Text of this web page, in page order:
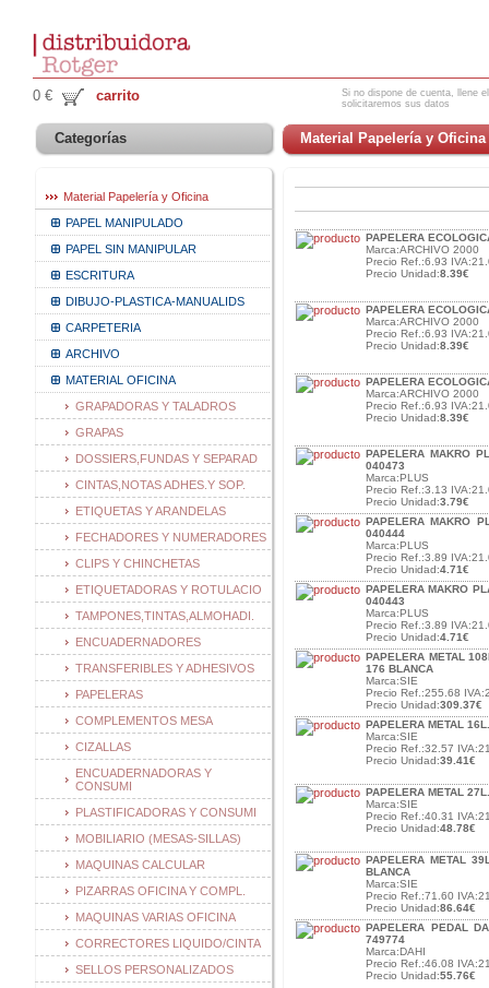
0 € carrito
Si no dispone de cuenta, llene
solicitaremos sus datos
Categorías
Material Papelería y Oficina
PAPEL MANIPULADO
PAPEL SIN MANIPULAR
ESCRITURA
DIBUJO-PLASTICA-MANUALIDS
CARPETERIA
ARCHIVO
MATERIAL OFICINA
GRAPADORAS Y TALADROS
GRAPAS
DOSSIERS,FUNDAS Y SEPARAD
CINTAS,NOTAS ADHES.Y SOP.
ETIQUETAS Y ARANDELAS
FECHADORES Y NUMERADORES
CLIPS Y CHINCHETAS
ETIQUETADORAS Y ROTULACIO
TAMPONES,TINTAS,ALMOHADI.
ENCUADERNADORES
TRANSFERIBLES Y ADHESIVOS
PAPELERAS
COMPLEMENTOS MESA
CIZALLAS
ENCUADERNADORAS Y
CONSUMI
PLASTIFICADORAS Y CONSUMI
MOBILIARIO (MESAS-SILLAS)
MAQUINAS CALCULAR
PIZARRAS OFICINA Y COMPL.
MAQUINAS VARIAS OFICINA
CORRECTORES LIQUIDO/CINTA
SELLOS PERSONALIZADOS
Material Papelería y Oficina
PAPELERA
Marca:ARCHIVO 2000
Precio Ref.:6.93
Precio Unidad:8.39€
PAPELERA
Marca:ARCHIVO 2000
Precio Ref.:6.93
Precio Unidad:8.39€
PAPELERA
Marca:ARCHIVO 2000
Precio Ref.:6.93
Precio Unidad:8.39€
PAPELERA MAKRO
040473
Marca:PLUS
Precio Ref.:3.13
Precio Unidad:3.79€
PAPELERA MAKRO
040444
Marca:PLUS
Precio Ref.:3.89
Precio Unidad:4.71€
PAPELERA MAKRO
040443
Marca:PLUS
Precio Ref.:3.89
Precio Unidad:4.71€
PAPELERA METAL
176 BLANCA
Marca:SIE
Precio Ref.:255.68
Precio Unidad:309.37€
PAPELERA METAL
Marca:SIE
Precio Ref.:32.57
Precio Unidad:39.41€
PAPELERA METAL
Marca:SIE
Precio Ref.:40.31
Precio Unidad:48.78€
PAPELERA METAL
BLANCA
Marca:SIE
Precio Ref.:71.60
Precio Unidad:86.64€
PAPELERA PEDAL
749774
Marca:DAHI
Precio Ref.:46.08
Precio Unidad:55.76€